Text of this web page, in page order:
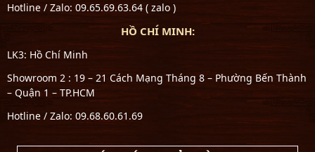
Hotline / Zalo: 09.65.69.63.64 ( zalo )
HỒ CHÍ MINH:
LK3: Hồ Chí Minh
Showroom 2 : 19 – 21 Cách Mạng Tháng 8 – Phường Bến Thành
– Quận 1 – TP.HCM
Hotline / Zalo: 09.68.60.61.69